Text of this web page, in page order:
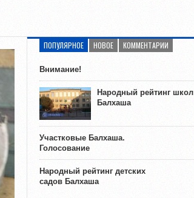
ПОПУЛЯРНОЕ НОВОЕ КОММЕНТАРИИ
Внимание!
Народный рейтинг школ
Балхаша
Участковые Балхаша.
Голосование
Народный рейтинг детских
садов Балхаша